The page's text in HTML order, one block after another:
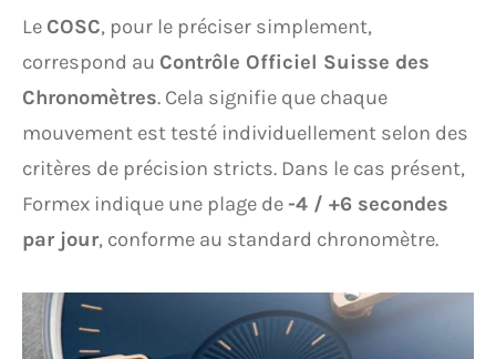
Le COSC, pour le préciser simplement,
correspond au Contrôle Officiel Suisse des
Chronomètres. Cela signifie que chaque
mouvement est testé individuellement selon des
critères de précision stricts. Dans le cas présent,
Formex indique une plage de -4 / +6 secondes
par jour, conforme au standard chronomètre.